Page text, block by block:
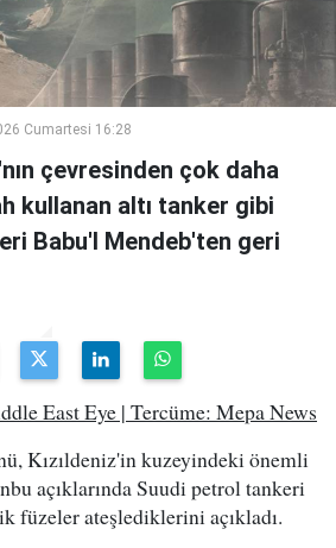
Cumartesi 16:28
çevresinden çok daha
kullanan altı tanker gibi
Babu'l Mendeb'ten geri
East Eye | Tercüme: Mepa News
Kızıldeniz'in kuzeyindeki önemli
açıklarında Suudi petrol tankeri
füzeler ateşlediklerini açıkladı.